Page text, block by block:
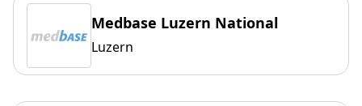
Medbase Luzern National
Luzern